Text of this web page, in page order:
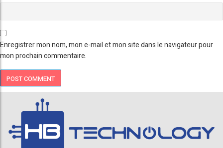
Enregistrer mon nom, mon e-mail et mon site dans le navigateur pour
mon prochain commentaire.